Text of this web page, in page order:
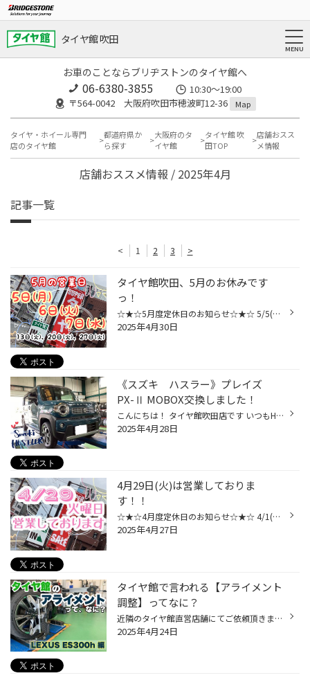
タイヤ館 吹田
お車のことならブリヂストンのタイヤ館へ
06-6380-3855
10:30～19:00
〒564-0042 大阪府吹田市穂波町12-36
Map
タイヤ・ホイール専門
店のタイヤ館
都道府県か
ら探す
大阪府のタ
イヤ館
タイヤ館 吹
田TOP
店舗おスス
メ情報
店舗おススメ情報 / 2025年4月
記事一覧
< 1 2 3 >
タイヤ館吹田、5月のお休みです
っ！
☆★☆5月度定休日のお知らせ☆★☆ 5/5(月) 5/6(火) 5/7(水) 5/13(火) 5/20(火) 5/27(火)が定休日となります。 ※※※ご来店の際はお気をつけください※※※ 5/5(月)、5/6(火)、5/7(水)はお休みとさせていただいております。 ご利用の際はお気をつけください。 また、5月18日までスーパータイヤセール...
2025年4月30日
《スズキ ハスラー》プレイズ
PX-Ⅱ MOBOX交換しました！
こんにちは！ タイヤ館吹田店です いつもHPをご覧頂きありがとうございます꒰(˶• ᴗ •˶)꒱ ◌◍┈┈スズキ ハスラー Moboxタイヤ交換┈┈⿻*.· プレイズ PXⅡをご購入頂きました！ ありがとうございます❁⃘ *⑅︎୨୧┈︎ タイヤ ┈︎୨୧⑅︎* 『Playz PXⅡ ﾌﾟﾚｲｽﾞﾋﾟｰｴｯｸｽﾂｰ』 *⑅︎୨୧┈︎ タイヤサイズ ┈︎୨୧⑅︎* 165/60R15 77...
2025年4月28日
4月29日(火)は営業しておりま
す！！
☆★☆4月度定休日のお知らせ☆★☆ 4/1(火) 4/8(火) 4/15(火) 4/22(火) が定休日となります。 ※※※ご来店の際はお気をつけください※※※ 4/29(火)は祝日になりますが、営業しております。 ご利用の際はお気をつけください。
2025年4月27日
タイヤ館で言われる【アライメント
調整】ってなに？
近隣のタイヤ館直営店舗にてご依頼頂きました作業内容です。 WEB投稿への承諾を頂きましたお客様本当にありがとうございます！ 突然ですが、みなさん。タイヤ館でタイヤ交換をする際、スタッフから 「アライメント調整いかがですか？」 と声を掛けられたご経験ございませんか？ そんな急に、“アライ...
2025年4月24日